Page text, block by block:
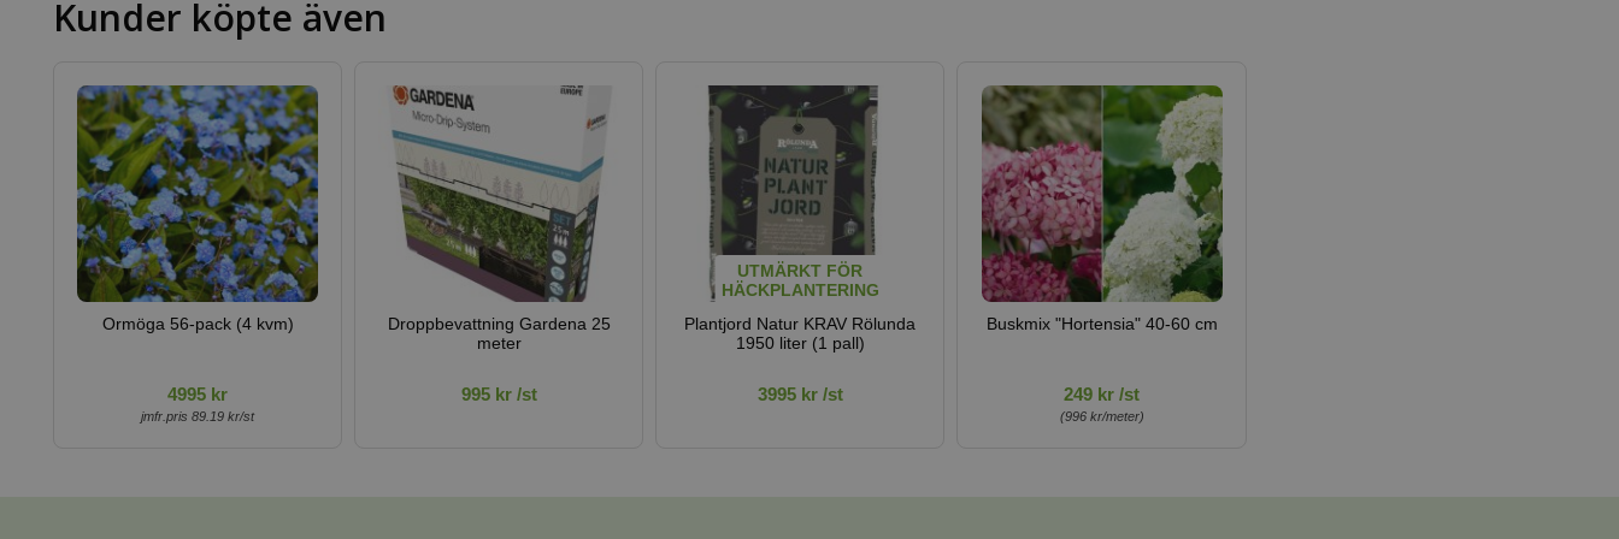
Kunder köpte även
Ormöga 56-pack (4 kvm)
4995 kr
jmfr.pris 89.19 kr/st
Droppbevattning Gardena 25
meter
995 kr /st
UTMÄRKT FÖR
HÄCKPLANTERING
Plantjord Natur KRAV Rölunda
1950 liter (1 pall)
3995 kr /st
Buskmix "Hortensia" 40-60 cm
249 kr /st
(996 kr/meter)